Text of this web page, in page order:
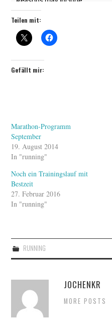
Teilen mit:
Gefällt mir:
Marathon-Programm
September
19. August 2014
In "running"
Noch ein Trainingslauf mit
Bestzeit
27. Februar 2016
In "running"
RUNNING
JOCHENKR
MORE POSTS